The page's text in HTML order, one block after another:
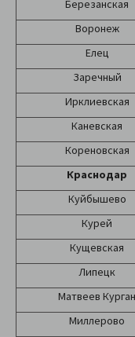
Березанская
Воронеж
Елец
Заречный
Ирклиевская
Каневская
Кореновская
Краснодар
Куйбышево
Курей
Кущевская
Липецк
Матвеев Курган
Миллерово